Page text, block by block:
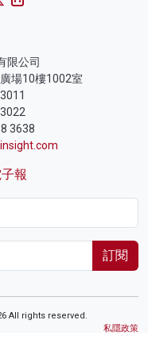
限公司
場10樓1002室
3638
報
訂閱
All rights reserved.
私隱政策